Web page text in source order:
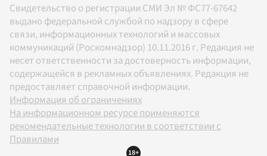
Свидетельство о регистрации СМИ Эл № ФС77-67642
выдано федеральной службой по надзору в сфере
связи, информационных технологий и массовых
коммуникаций (Роскомнадзор) 10.11.2016 г. Редакция не
несет ответственности за достоверность информации,
содержащейся в рекламных объявлениях. Редакция не
предоставляет справочной информации.
Информация об ограничениях
На информационном ресурсе применяются
рекомендательные технологии в соответствии с
Правилами
18+